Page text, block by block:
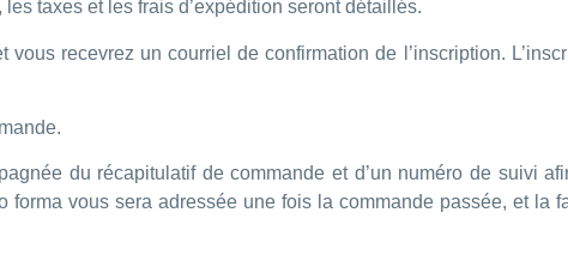
taxes et les frais d’expédition seront détaillés.
recevrez un courriel de confirmation de l’inscription.
du récapitulatif de commande et d’un numéro de suivi
forma vous sera adressée une fois la commande passée, et la